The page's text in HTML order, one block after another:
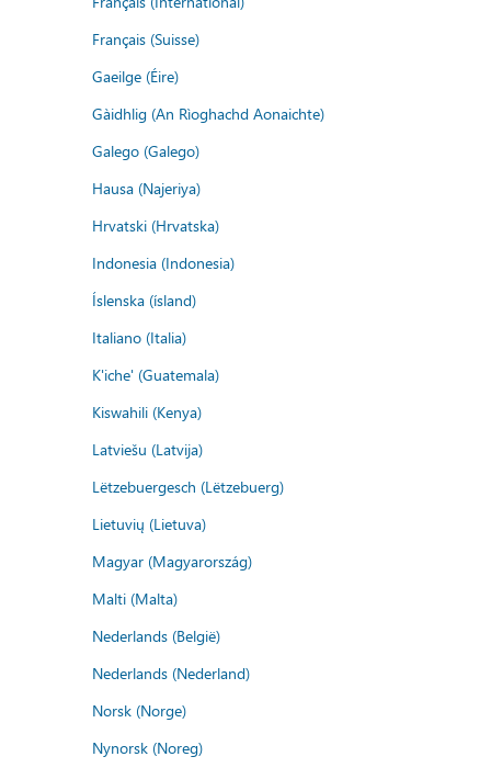
Français (Suisse)
Gaeilge (Éire)
Gàidhlig (An Rìoghachd Aonaichte)
Galego (Galego)
Hausa (Najeriya)
Hrvatski (Hrvatska)
Indonesia (Indonesia)
Íslenska (ísland)
Italiano (Italia)
K'iche' (Guatemala)
Kiswahili (Kenya)
Latviešu (Latvija)
Lëtzebuergesch (Lëtzebuerg)
Lietuvių (Lietuva)
Magyar (Magyarország)
Malti (Malta)
Nederlands (België)
Nederlands (Nederland)
Norsk (Norge)
Nynorsk (Noreg)